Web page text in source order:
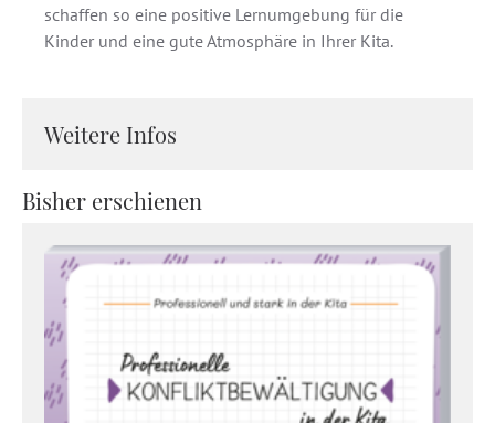
schaffen so eine positive Lernumgebung für die
Kinder und eine gute Atmosphäre in Ihrer Kita.
Weitere Infos
Bisher erschienen